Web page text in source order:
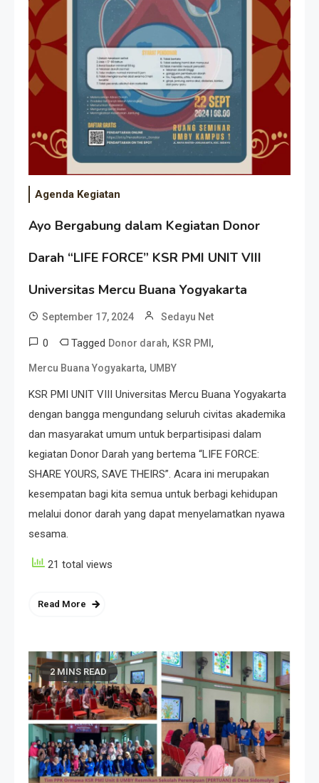
Agenda Kegiatan
Ayo Bergabung dalam Kegiatan Donor
Darah “LIFE FORCE” KSR PMI UNIT VIII
Universitas Mercu Buana Yogyakarta
September 17, 2024 Sedayu Net
0 Tagged Donor darah, KSR PMI ,
Mercu Buana Yogyakarta, UMBY
KSR PMI UNIT VIII Universitas Mercu Buana Yogyakarta
dengan bangga mengundang seluruh civitas akademika
dan masyarakat umum untuk berpartisipasi dalam
kegiatan Donor Darah yang bertema “LIFE FORCE:
SHARE YOURS, SAVE THEIRS”. Acara ini merupakan
kesempatan bagi kita semua untuk berbagi kehidupan
melalui donor darah yang dapat menyelamatkan nyawa
sesama.
21 total views
Read More
2 MINS READ